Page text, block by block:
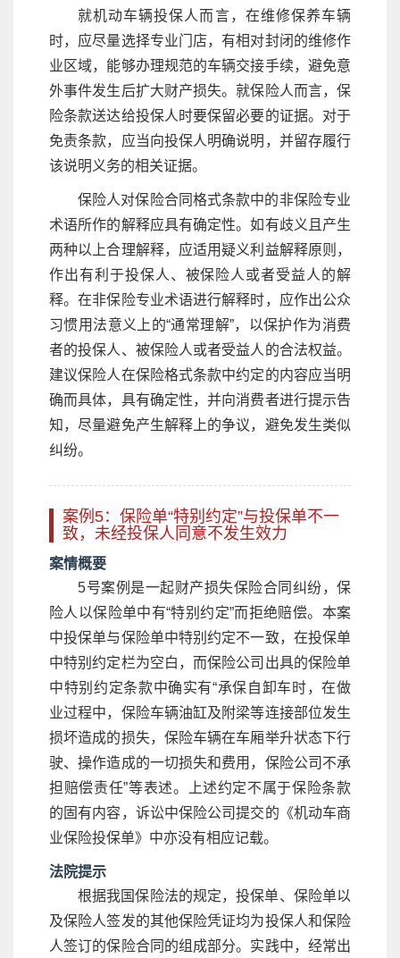
就机动车辆投保人而言，在维修保养车辆
时，应尽量选择专业门店，有相对封闭的维修作
业区域，能够办理规范的车辆交接手续，避免意
外事件发生后扩大财产损失。就保险人而言，保
险条款送达给投保人时要保留必要的证据。对于
免责条款，应当向投保人明确说明，并留存履行
该说明义务的相关证据。
保险人对保险合同格式条款中的非保险专业
术语所作的解释应具有确定性。如有歧义且产生
两种以上合理解释，应适用疑义利益解释原则，
作出有利于投保人、被保险人或者受益人的解
释。在非保险专业术语进行解释时，应作出公众
习惯用法意义上的“通常理解”，以保护作为消费
者的投保人、被保险人或者受益人的合法权益。
建议保险人在保险格式条款中约定的内容应当明
确而具体，具有确定性，并向消费者进行提示告
知，尽量避免产生解释上的争议，避免发生类似
纠纷。
案例5：保险单“特别约定”与投保单不一
致，未经投保人同意不发生效力
案情概要
5号案例是一起财产损失保险合同纠纷，保
险人以保险单中有“特别约定”而拒绝赔偿。本案
中投保单与保险单中特别约定不一致，在投保单
中特别约定栏为空白，而保险公司出具的保险单
中特别约定条款中确实有“承保自卸车时，在做
业过程中，保险车辆油缸及附梁等连接部位发生
损坏造成的损失，保险车辆在车厢举升状态下行
驶、操作造成的一切损失和费用，保险公司不承
担赔偿责任”等表述。上述约定不属于保险条款
的固有内容，诉讼中保险公司提交的《机动车商
业保险投保单》中亦没有相应记载。
法院提示
根据我国保险法的规定，投保单、保险单以
及保险人签发的其他保险凭证均为投保人和保险
人签订的保险合同的组成部分。实践中，经常出